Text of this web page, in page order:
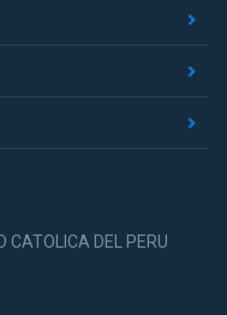
CATOLICA DEL PERU